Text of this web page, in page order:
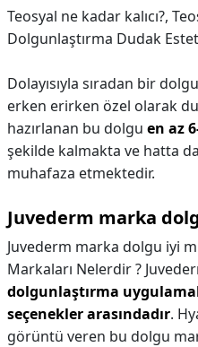
Teosyal ne kadar kalıcı?,
Dolgunlaştırma Dudak
Dolayısıyla sıradan bir
erken erirken özel olarak
hazırlanan bu dolgu en az
şekilde kalmakta ve hatta
muhafaza etmektedir.
Juvederm marka
Juvederm marka dolgu iyi
Markaları Nelerdir ?
dolgunlaştırma
seçenekler arasındadır.
görüntü veren bu dolgu